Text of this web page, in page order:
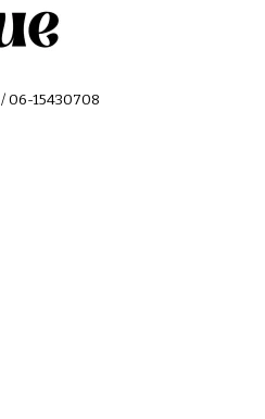
/ 06-15430708